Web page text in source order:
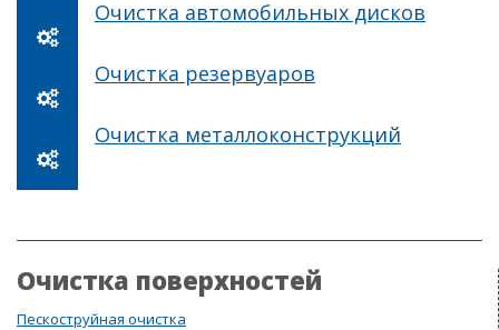
Очистка автомобильных дисков
Очистка резервуаров
Очистка металлоконструкций
Очистка поверхностей
Пескоструйная очистка